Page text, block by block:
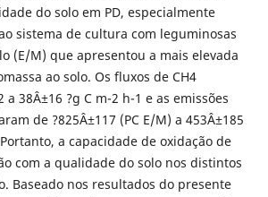
do solo em PD, especialmente
sistema de cultura com leguminosas
(E/M) que apresentou a mais elevada
ao solo. Os fluxos de CH4
a 38Â±16 ?g C m-2 h-1 e as emissões
de ?825Â±117 (PC E/M) a 453Â±185
a capacidade de oxidação de
com a qualidade do solo nos distintos
Baseado nos resultados do presente